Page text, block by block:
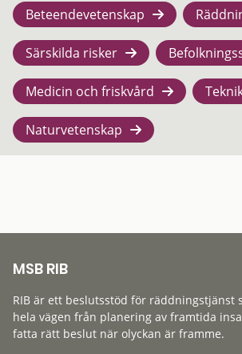
Beteendevetenskap
Särskilda risker
Medicin och friskvård
Naturvetenskap
MSB RIB
RIB är ett beslutsstöd för räddningstjänst
hela vägen från planering av framtida
fatta rätt beslut när olyckan är framme.